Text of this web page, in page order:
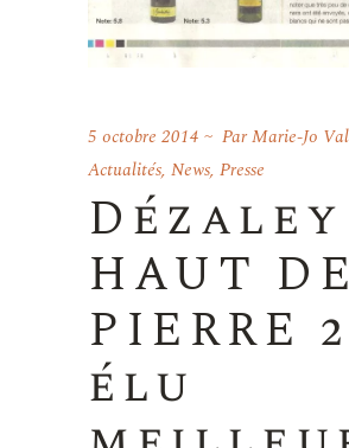
5 octobre 2014 ParMarie-Jo
Actualités, News, Presse
Dézaley
HAUT DE
PIERRE
élu